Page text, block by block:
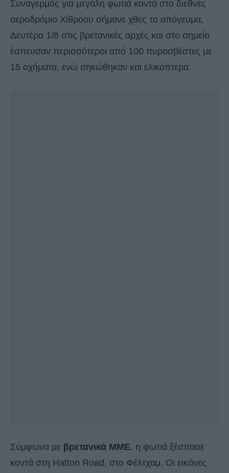
Συναγερμός για μεγάλη φωτιά κοντά στο διεθνές
αεροδρόμιο Χίθροου σήμανε χθες το απόγευμα,
Δευτέρα 1/8 στις βρετανικές αρχές και στο σημείο
έσπευσαν περισσότεροι από 100 πυροσβέστες με
15 οχήματα, ενώ σηκώθηκαν και ελικόπτερα.
Σύμφωνα με βρετανικά ΜΜΕ, η φωτιά ξέσπασε
κοντά στη Hatton Road, στο Φέλτχαμ. Οι εικόνες